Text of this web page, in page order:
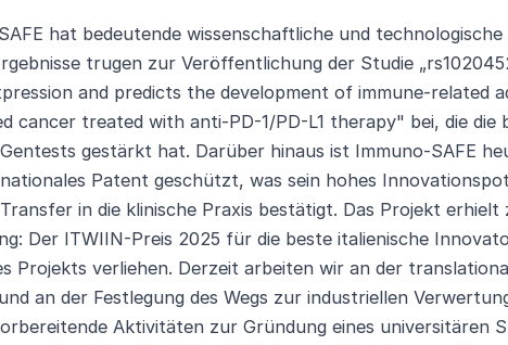
hat bedeutende wissenschaftliche und
trugen zur Veröffentlichung der Studie
and predicts the development of immune-related
cancer treated with anti-PD-1/PD-L1 therapy" bei, die die
gestärkt hat. Darüber hinaus ist Immuno-SAFE
Patent geschützt, was sein hohes
in die klinische Praxis bestätigt. Das Projekt erhielt
Der ITWIIN-Preis 2025 für die beste italienische
Projekts verliehen. Derzeit arbeiten wir an der
an der Festlegung des Wegs zur industriellen
Aktivitäten zur Gründung eines universitären